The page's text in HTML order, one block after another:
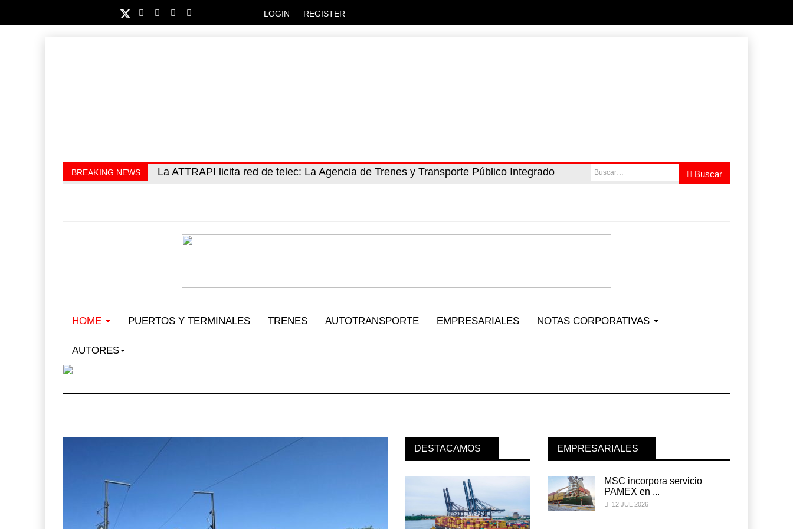
LOGIN REGISTER
BREAKING NEWS IT-ANÁLISIS: Puerto Lázaro C
La ATTRAPI licita red de telec: La Agencia de Trenes y Transporte Público Integrado
Buscar
HOME PUERTOS Y TERMINALES TRENES AUTOTRANSPORTE EMPRESARIALES NOTAS CORPORATIVAS
AUTORES
DESTACAMOS EMPRESARIALES
MSC incorpora servicio
PAMEX en ...
12 JUL 2026
MSC incorpora servicio
PAMEX en ...
12 JUL 2026